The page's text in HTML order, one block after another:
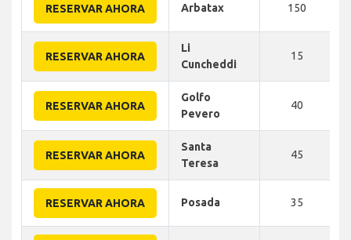
RESERVAR AHORA Arbatax 150
RESERVAR AHORA
Li
Cuncheddi
15
RESERVAR AHORA
Golfo
Pevero
40
RESERVAR AHORA
Santa
Teresa
45
RESERVAR AHORA Posada 35